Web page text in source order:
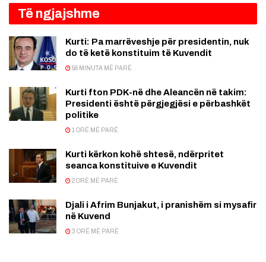
Të ngjajshme
Kurti: Pa marrëveshje për presidentin, nuk
do të ketë konstituim të Kuvendit
56 MINUTA MË PARË
Kurti fton PDK-në dhe Aleancën në takim:
Presidenti është përgjegjësi e përbashkët
politike
1 ORË MË PARË
Kurti kërkon kohë shtesë, ndërpritet
seanca konstituive e Kuvendit
2 ORË MË PARË
Djali i Afrim Bunjakut, i pranishëm si mysafir
në Kuvend
3 ORË MË PARË